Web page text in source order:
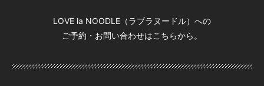
LOVE la NOODLE（ラブラヌードル）への
ご予約・お問い合わせはこちらから。